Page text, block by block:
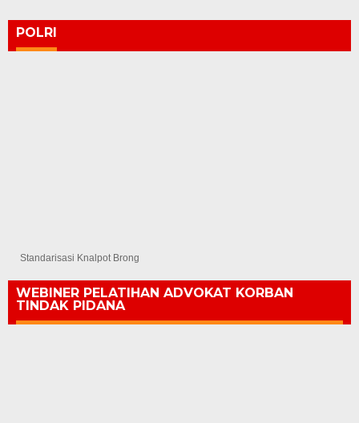
POLRI
Standarisasi Knalpot Brong
WEBINER PELATIHAN ADVOKAT KORBAN
TINDAK PIDANA